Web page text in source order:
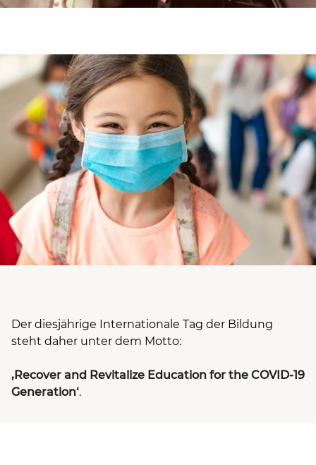
Der diesjährige Internationale Tag der Bildung
steht daher unter dem Motto:
‚Recover and Revitalize Education for the COVID-19
Generation‘.